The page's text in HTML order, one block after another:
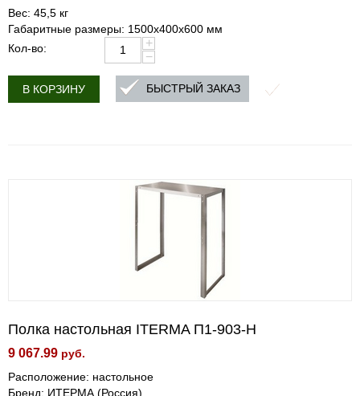
Вес: 45,5 кг
Габаритные размеры: 1500х400х600 мм
Кол-во:
+
−
В КОРЗИНУ БЫСТРЫЙ ЗАКАЗ
Полка настольная ITERMA П1-903-Н
9 067.99 руб.
Расположение: настольное
Бренд: ИТЕРМА (Россия)